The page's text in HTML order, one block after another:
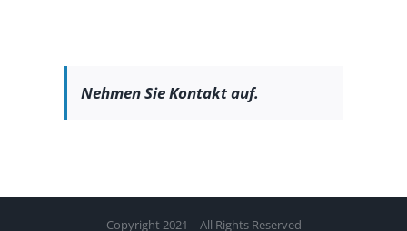
Nehmen Sie Kontakt auf.
Copyright 2021 | All Rights Reserved